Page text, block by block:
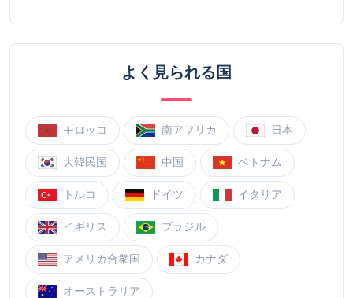
よく見られる国
モロッコ 南アフリカ 日本
大韓民国 中国 ベトナム
トルコ ドイツ イタリア
イギリス ブラジル
アメリカ合衆国 カナダ
オーストラリア